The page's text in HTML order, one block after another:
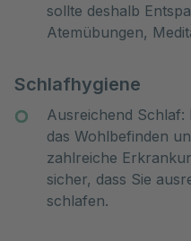
sollte deshalb
Atemübungen,
Schlafhygiene
Ausreichend
das Wohlbefinden
zahlreiche
sicher, dass Sie
schlafen.